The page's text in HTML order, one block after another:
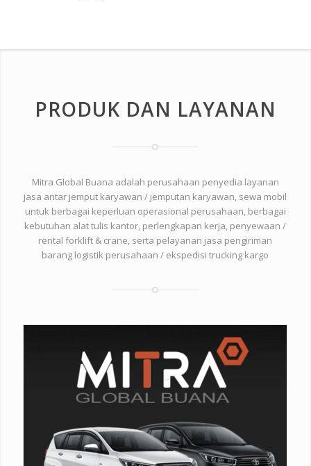
PRODUK DAN LAYANAN
Mitra Global Buana adalah perusahaan penyedia layanan
jasa antar jemput karyawan / jemputan karyawan, sewa mobil
untuk berbagai keperluan operasional perusahaan, berbagai
kebutuhan alat tulis kantor, perlengkapan kerja, penyewaan /
rental forklift & crane, serta pelayanan jasa pengiriman
barang logistik perusahaan / ekspedisi trucking kargo